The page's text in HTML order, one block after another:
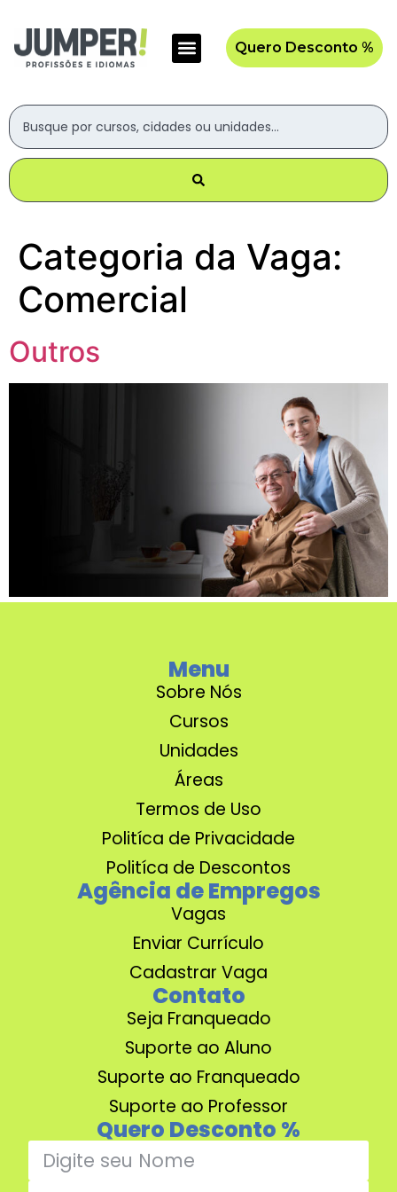
Quero Desconto %
Categoria da Vaga:
Comercial
Outros
Menu
Sobre Nós
Cursos
Unidades
Áreas
Termos de Uso
Politíca de Privacidade
Politíca de Descontos
Agência de Empregos
Vagas
Enviar Currículo
Cadastrar Vaga
Contato
Seja Franqueado
Suporte ao Aluno
Suporte ao Franqueado
Suporte ao Professor
Quero Desconto %